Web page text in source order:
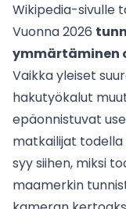
Wikipedia-sivulle
Vuonna 2026
ymmärtäminen
Vaikka yleiset
hakutyökalut
epäonnistuvat
matkailijat todella
syy siihen, miksi
maamerkin